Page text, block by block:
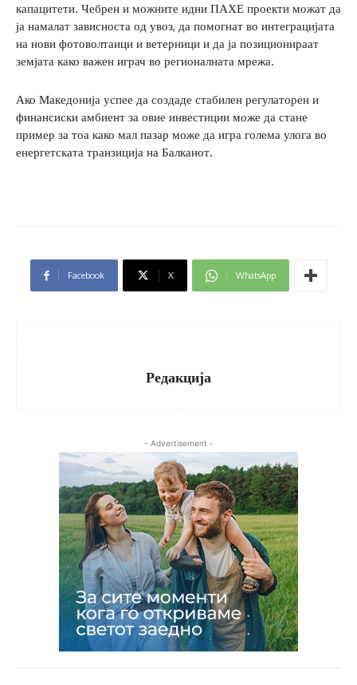
капацитети. Чебрен и можните идни ПАХЕ проекти можат да
ја намалат зависноста од увоз, да помогнат во интеграцијата
на нови фотоволтаици и ветерници и да ја позиционираат
земјата како важен играч во регионалната мрежа.
Ако Македонија успее да создаде стабилен регулаторен и
финансиски амбиент за овие инвестиции може да стане
пример за тоа како мал пазар може да игра голема улога во
енергетската транзиција на Балканот.
Facebook X WhatsApp
Редакција
- Advertisement -